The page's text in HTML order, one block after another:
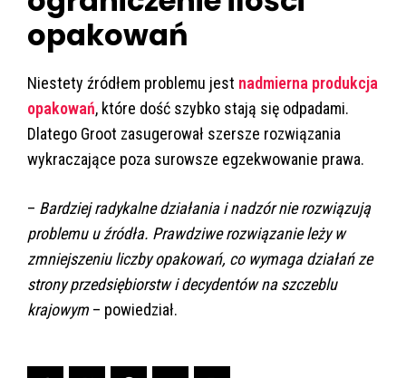
opakowań
Niestety źródłem problemu jest nadmierna produkcja
opakowań, które dość szybko stają się odpadami.
Dlatego Groot zasugerował szersze rozwiązania
wykraczające poza surowsze egzekwowanie prawa.
– Bardziej radykalne działania i nadzór nie rozwiązują
problemu u źródła. Prawdziwe rozwiązanie leży w
zmniejszeniu liczby opakowań, co wymaga działań ze
strony przedsiębiorstw i decydentów na szczeblu
krajowym – powiedział.